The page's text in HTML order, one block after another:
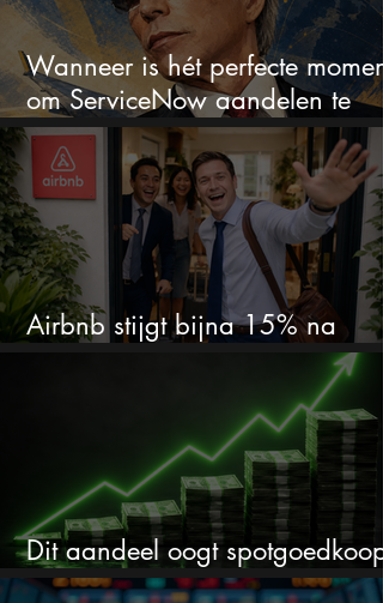
Wanneer is hét perfecte moment
om ServiceNow aandelen te
kopen?
Airbnb stijgt bijna 15% na
cijfers: vooral dit AI-cijfer valt op
Dit aandeel oogt spotgoedkoop
voor hoeveel het kan stijgen